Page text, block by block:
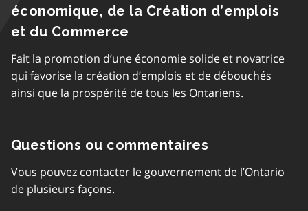
économique, de la Création d’emplois
et du Commerce
Fait la promotion d’une économie solide et novatrice
qui favorise la création d’emplois et de débouchés
ainsi que la prospérité de tous les Ontariens.
Questions ou commentaires
Vous pouvez contacter le gouvernement de l’Ontario
de plusieurs façons.